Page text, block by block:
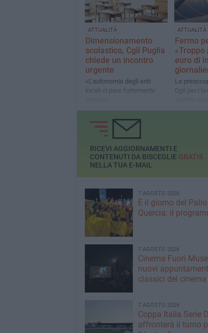
ATTUALITÀ
Dimensionamento
scolastico, Cgil Puglia
chiede un incontro
urgente
«L’autonomia degli enti
locali ci pare fortemente
ATTUALITÀ
Fermo
«Troppo
euro di
La
Cgil per i
quattro
RICEVI AGGIORNAMENTI E
CONTENUTI DA BISCEGLIE GRATIS
NELLA TUA E-MAIL
7 AGOSTO 2026
È il giorno del
Quercia: il
7 AGOSTO 2026
Cinema Fuori
nuovi
classici del cinema
7 AGOSTO 2026
Coppa Italia Serie
affronterà il turno